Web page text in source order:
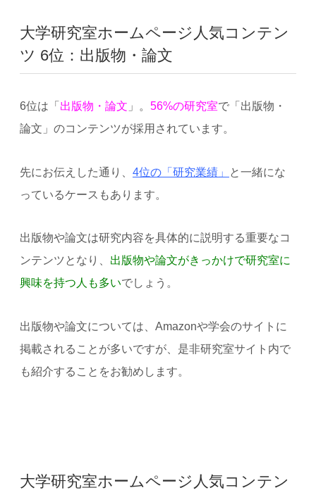
大学研究室ホームページ人気コンテン
ツ 6位：出版物・論文
6位は「 出版物・論文 」。 56%の研究室で「出版物・
論文」のコンテンツが採用されています。
先にお伝えした通り、 4位の「研究業績」
と一緒にな
っているケースもあります。
出版物や論文は研究内容を具体的に説明する重要なコ
ンテンツとなり、 出版物や論文がきっかけで研究室に
興味を持つ人も多いでしょう。
出版物や論文については、Amazonや学会のサイトに
掲載されることが多いですが、是非研究室サイト内で
も紹介することをお勧めします。
大学研究室ホームページ人気コンテン